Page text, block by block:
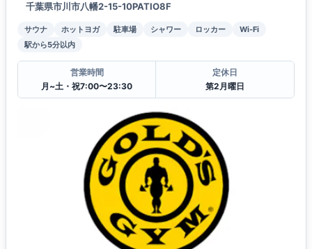
千葉県市川市八幡2-15-10PATIO8F
サウナ ホットヨガ 駐車場 シャワー ロッカー
Wi-Fi
駅から5分以内
営業時間
月~土・祝7:00〜23:30
定休日
第2月曜日